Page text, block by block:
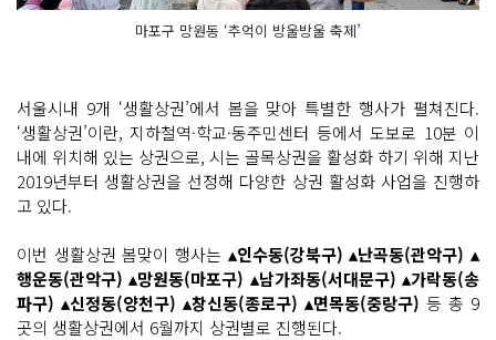
마포구 망원동 ‘추억이 방울방울 축제’
서울시내 9개 ‘생활상권’에서 봄을 맞아 특별한 행사가 펼쳐진다.
‘생활상권’이란, 지하철역·학교·동주민센터 등에서 도보로 10분 이
내에 위치해 있는 상권으로, 시는 골목상권을 활성화 하기 위해 지난
2019년부터 생활상권을 선정해 다양한 상권 활성화 사업을 진행하
고 있다.
이번 생활상권 봄맞이 행사는 ▴인수동(강북구) ▴난곡동(관악구) ▴
행운동(관악구) ▴망원동(마포구) ▴남가좌동(서대문구) ▴가락동(송
파구) ▴신정동(양천구) ▴창신동(종로구) ▴면목동(중랑구) 등 총 9
곳의 생활상권에서 6월까지 상권별로 진행된다.